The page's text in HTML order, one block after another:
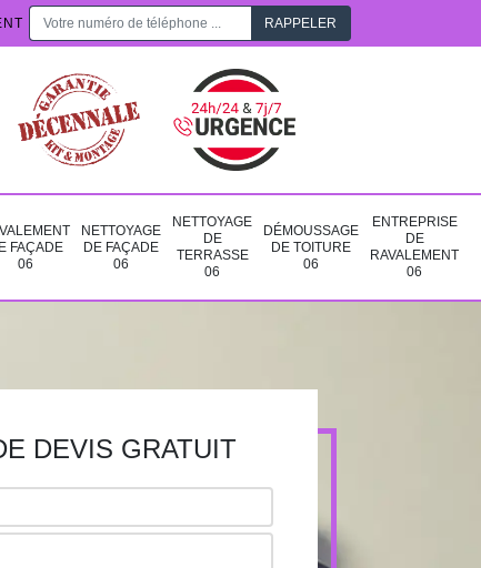
FAÇADE
06
NETTOYAGE
DE FAÇADE
06
NETTOYAGE
DE
TERRASSE
06
DÉMOUSSAGE
DE TOITURE
06
ENTREPRISE
DE
RAVALEMENT
06
DEVIS GRATUIT